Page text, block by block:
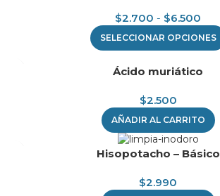
$2.700 - $6.500
SELECCIONAR OPCIONES
Ácido muriático
$2.500
AÑADIR AL CARRITO
Hisopotacho – Básico
$2.990